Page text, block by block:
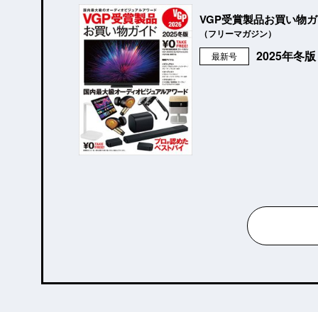
VGP受賞製品お買い物
（フリーマガジン）
最新号 2025年冬